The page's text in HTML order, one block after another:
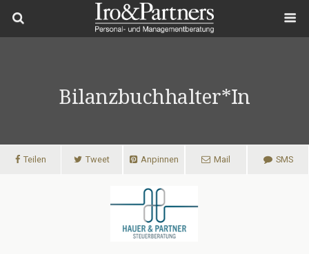
Bilanzbuchhalter*in
Teilen Tweet Anpinnen Mail SMS